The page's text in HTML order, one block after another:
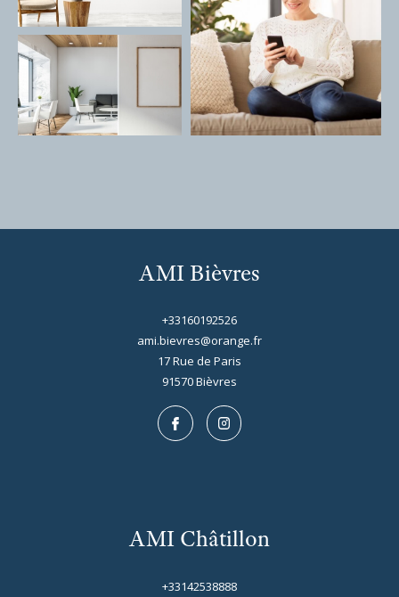
AMI Bièvres
+33160192526
ami.bievres@orange.fr
17 Rue de Paris
91570
bièvres
AMI Châtillon
+33142538888